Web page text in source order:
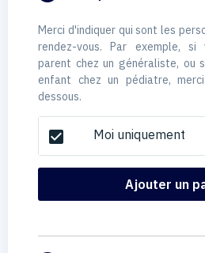
Merci d'indiquer qui sont les
rendez-vous. Par exemple, si
parent chez un généraliste, ou
enfant chez un pédiatre,
dessous.
check_box Moi uniquement
Ajouter un